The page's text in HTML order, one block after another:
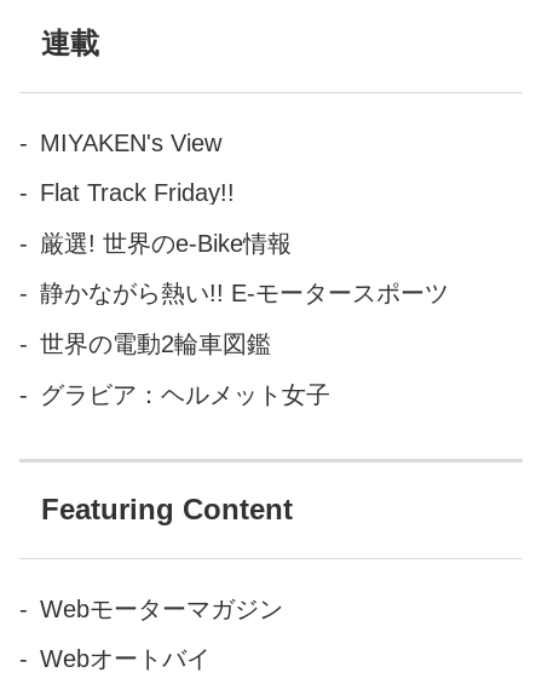
連載
MIYAKEN's View
Flat Track Friday!!
厳選! 世界のe-Bike情報
静かながら熱い!! E-モータースポーツ
世界の電動2輪車図鑑
グラビア：ヘルメット女子
Featuring Content
Webモーターマガジン
Webオートバイ